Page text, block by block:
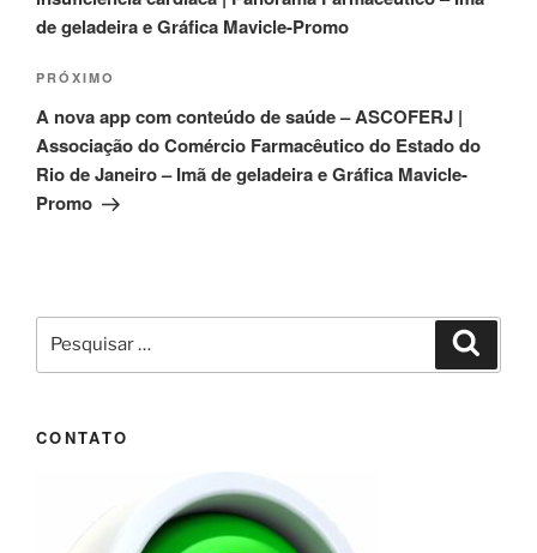
de geladeira e Gráfica Mavicle-Promo
Próximo
post
PRÓXIMO
A nova app com conteúdo de saúde – ASCOFERJ |
Associação do Comércio Farmacêutico do Estado do
Rio de Janeiro – Imã de geladeira e Gráfica Mavicle-
Promo
Pesquisar
por:
CONTATO